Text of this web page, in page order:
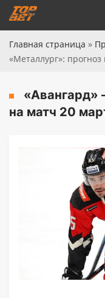
Главная страница »
«Металлург»:
«Авангард»
на матч 20